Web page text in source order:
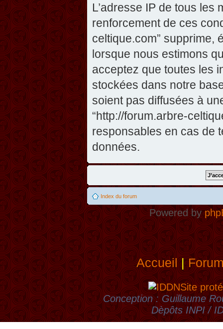
L’adresse IP de tous
renforcement de ces
celtique.com” supprime,
lorsque nous estimons
acceptez que toutes les
stockées dans notre
soient pas diffusées à
“http://forum.arbre-
responsables en cas de
données.
Index du forum
Powered by
Accueil|
Site
Conception : Guillaume
Dèpôts INPI /